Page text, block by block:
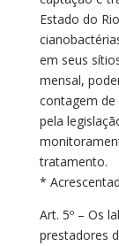
Estado do
em seus
mensal,
contagem de
pela
tratamento.
*
Art. 5º – Os
prestadores